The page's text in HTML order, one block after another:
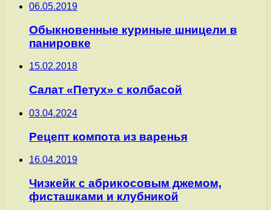
06.05.2019
Обыкновенные куриные шницели в
панировке
15.02.2018
Салат «Петух» с колбасой
03.04.2024
Рецепт компота из варенья
16.04.2019
Чизкейк с абрикосовым джемом,
фисташками и клубникой